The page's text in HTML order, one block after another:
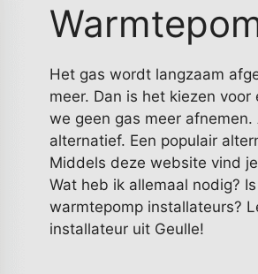
Het gas wordt langzaam
meer. Dan is het kiezen
we geen gas meer
alternatief. Een populair
Middels deze website vind
Wat heb ik allemaal nodig?
warmtepomp installateurs?
installateur uit Geulle!